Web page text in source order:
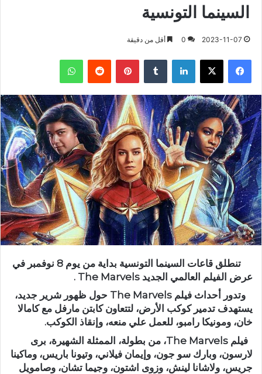
السينما التونسية
2023-11-07
0 أقل من دقيقة
فيسبوك X لينكدإن بينتيريست واتساب
تنطلق قاعات السينما التونسية بداية من يوم 8 نوفمبر في
عرض الفيلم العالمي الجديد The Marvels .
وتدور أحداث فيلم The Marvels حول ظهور شرير جديد،
يستهدف تدمير كوكب الأرض، لتتعاون كابتن مارفل مع كامالا
خان، ومونيكا رامبو، للعمل علي منعه، وإنقاذ الكوكب.
فيلم The Marvels، من بطولة، الممثلة الشهيرة، برى
لارسون، وبارك سو جون، وإيمان فيلاني، وتيونا باريس، وماكينا
جريس، ولاشانا لينش، وزوى اشتون، وجيما تشان، وصامويل